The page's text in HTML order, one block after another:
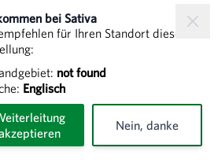
Mein Konto Warenkorb
bei Sativa
für Ihren Standort diese
not found
Englisch
Nein, danke